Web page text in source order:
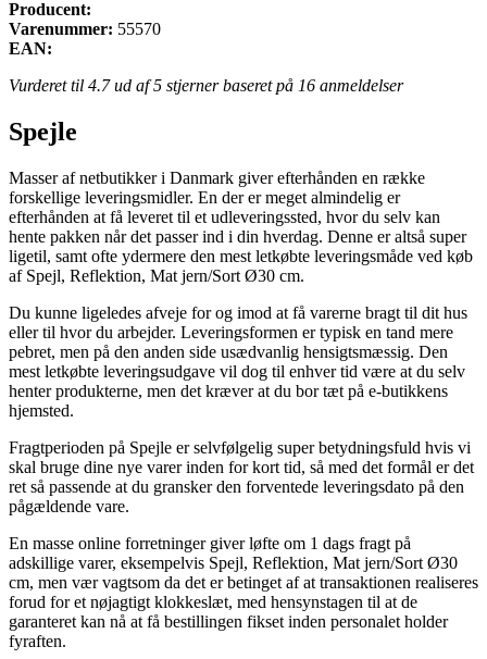
Producent:
Varenummer: 55570
EAN:
Vurderet til 4.7ud af 5 stjerner baseret på 16 anmeldelser
Spejle
Masser af netbutikker i Danmark giver efterhånden en række
forskellige leveringsmidler. En der er meget almindelig er
efterhånden at få leveret til et udleveringssted, hvor du selv kan
hente pakken når det passer ind i din hverdag. Denne er altså super
ligetil, samt ofte ydermere den mest letkøbte leveringsmåde ved køb
af Spejl, Reflektion, Mat jern/Sort Ø30 cm.
Du kunne ligeledes afveje for og imod at få varerne bragt til dit hus
eller til hvor du arbejder. Leveringsformen er typisk en tand mere
pebret, men på den anden side usædvanlig hensigtsmæssig. Den
mest letkøbte leveringsudgave vil dog til enhver tid være at du selv
henter produkterne, men det kræver at du bor tæt på e-butikkens
hjemsted.
Fragtperioden på Spejle er selvfølgelig super betydningsfuld hvis vi
skal bruge dine nye varer inden for kort tid, så med det formål er det
ret så passende at du gransker den forventede leveringsdato på den
pågældende vare.
En masse online forretninger giver løfte om 1 dags fragt på
adskillige varer, eksempelvis Spejl, Reflektion, Mat jern/Sort Ø30
cm, men vær vagtsom da det er betinget af at transaktionen realiseres
forud for et nøjagtigt klokkeslæt, med hensynstagen til at de
garanteret kan nå at få bestillingen fikset inden personalet holder
fyraften.